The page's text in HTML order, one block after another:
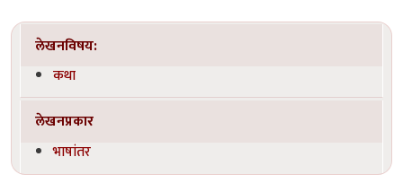
लेखनविषय:
कथा
लेखनप्रकार
भाषांतर